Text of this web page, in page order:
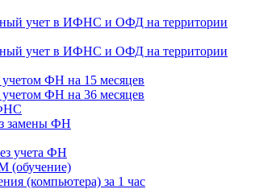
учет в ИФНС и ОФД на территории
учет в ИФНС и ОФД на территории
учетом ФН на 15 месяцев
учетом ФН на 36 месяцев
замены ФН
учета ФН
(обучение)
(компьютера) за 1 час